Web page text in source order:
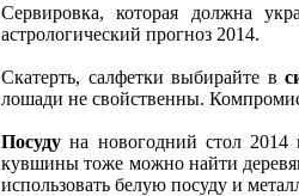
Сервировка, которая должна
астрологический прогноз 2014.
Скатерть, салфетки выбирайте в
лошади не свойственны.
Посуду на новогодний стол 2014
кувшины тоже можно найти
использовать белую посуду и